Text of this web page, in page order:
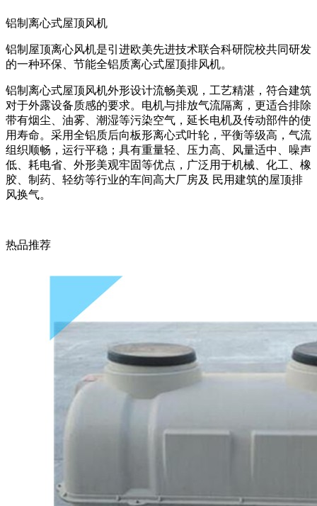
铝制离心式屋顶风机
铝制屋顶离心风机是引进欧美先进技术联合科研院校共同研发
的一种环保、节能全铝质离心式屋顶排风机。
铝制离心式屋顶风机外形设计流畅美观，工艺精湛，符合建筑
对于外露设备质感的要求。电机与排放气流隔离，更适合排除
带有烟尘、油雾、潮湿等污染空气，延长电机及传动部件的使
用寿命。采用全铝质后向板形离心式叶轮，平衡等级高，气流
组织顺畅，运行平稳；具有重量轻、压力高、风量适中、噪声
低、耗电省、外形美观牢固等优点，广泛用于机械、化工、橡
胶、制药、轻纺等行业的车间高大厂房及 民用建筑的屋顶排
风换气。
热品推荐